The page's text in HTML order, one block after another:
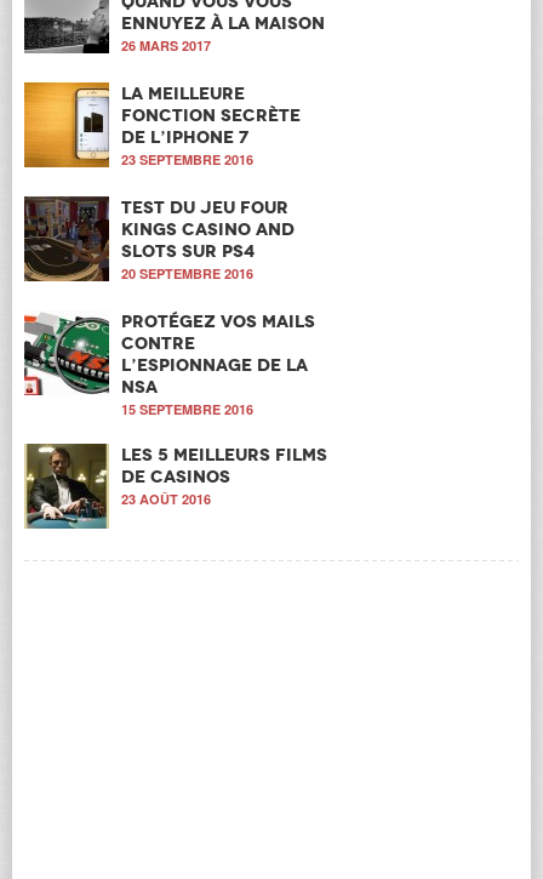
ennuyez à la maison
26 MARS 2017
La meilleure
fonction secrète
de l’iPhone 7
23 SEPTEMBRE 2016
Test du jeu Four
Kings Casino and
Slots sur PS4
20 SEPTEMBRE 2016
Protégez vos mails
contre
l’espionnage de la
NSA
15 SEPTEMBRE 2016
Les 5 meilleurs films
de casinos
23 AOÛT 2016